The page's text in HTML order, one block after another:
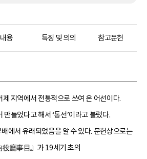
내용 특징 및 의의 참고문헌
지역에서 전통적으로 쓰여 온 어선이다.
만들었다고 해서 ‘통선’이라고 불렀다.
에서 유래되었음을 알 수 있다. 문헌상으로는
廳事目』과 19세기 초의